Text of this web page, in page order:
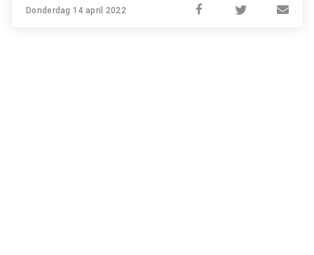
Donderdag 14 april 2022